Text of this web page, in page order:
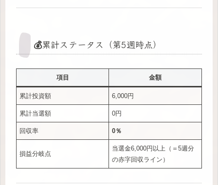
💰累計ステータス（第5週時点）
項目 金額
累計投資額 6,000円
累計当選額 0円
回収率 0％
損益分岐点
当選金6,000円以上（＝5週分
の赤字回収ライン）